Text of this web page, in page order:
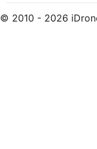
© 2010 - 2026